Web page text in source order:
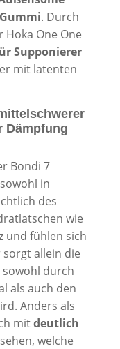
. Durch
One One
Supponierer
mit latenten
Dämpfung
Bondi 7
in
des
wie
und fühlen sich
allein die
sowohl durch
als auch den
Anders als
mitdeutlich
welche